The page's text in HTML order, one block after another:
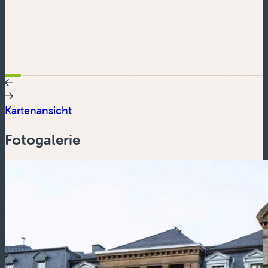
Kartenansicht
Fotogalerie